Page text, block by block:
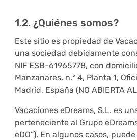
1.2. ¿Quiénes somos?
Este sitio es propiedad de
una sociedad debidamente
NIF ESB-61965778, con
Manzanares, n.º 4, Planta 1,
Madrid, España (NO ABIERTA
Vacaciones eDreams, S.L. es
perteneciente al Grupo
eDO”). En algunos casos,